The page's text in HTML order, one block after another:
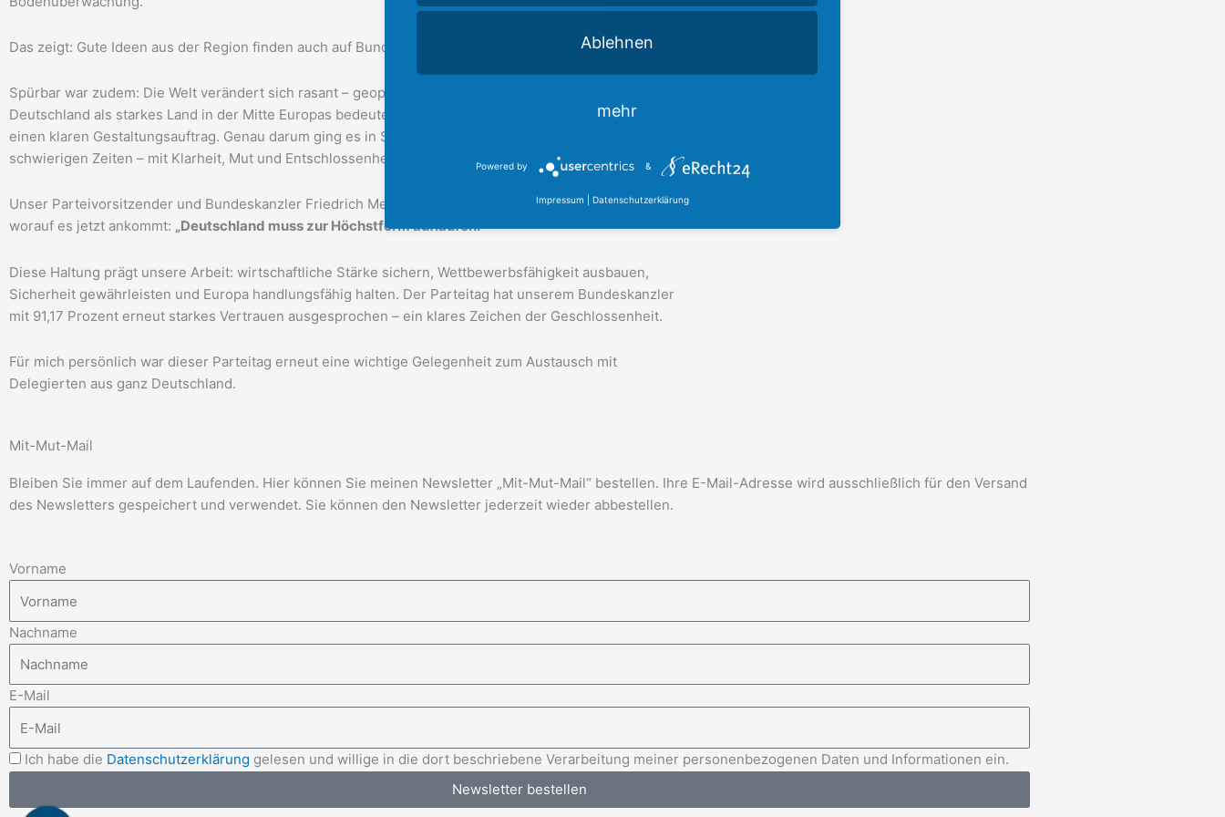
Das zeigt: Gute Ideen aus der Region finden auch auf Bundesebene Gehör.
Spürbar war zudem: Die Welt verändert sich rasant – geopolitisch, wirtschaftlich, technologisch. Für
Deutschland als starkes Land in der Mitte Europas bedeutet das keinen Grund zur Resignation, sondern
einen klaren Gestaltungsauftrag. Genau darum ging es in Stuttgart: Verantwortung übernehmen in
schwierigen Zeiten – mit Klarheit, Mut und Entschlossenheit.
Unser Parteivorsitzender und Bundeskanzler Friedrich Merz hat in seiner Rede eindrucksvoll formuliert,
worauf es jetzt ankommt: „Deutschland muss zur Höchstform auflaufen.“
Diese Haltung prägt unsere Arbeit: wirtschaftliche Stärke sichern, Wettbewerbsfähigkeit ausbauen,
Sicherheit gewährleisten und Europa handlungsfähig halten. Der Parteitag hat unserem Bundeskanzler
mit 91,17 Prozent erneut starkes Vertrauen ausgesprochen – ein klares Zeichen der Geschlossenheit.
Für mich persönlich war dieser Parteitag erneut eine wichtige Gelegenheit zum Austausch mit
Delegierten aus ganz Deutschland.
Mit-Mut-Mail
Bleiben Sie immer auf dem Laufenden. Hier können Sie meinen Newsletter „Mit-Mut-Mail“ bestellen. Ihre E-Mail-Adresse wird ausschließlich für den Versand
des Newsletters gespeichert und verwendet. Sie können den Newsletter jederzeit wieder abbestellen.
Vorname
Nachname
E-Mail
Ich habe die Datenschutzerklärung gelesen und willige in die dort beschriebene Verarbeitung meiner personenbezogenen Daten und Informationen ein.
Newsletter bestellen
Ablehnen
mehr
Powered by &
Impressum Datenschutzerklärung